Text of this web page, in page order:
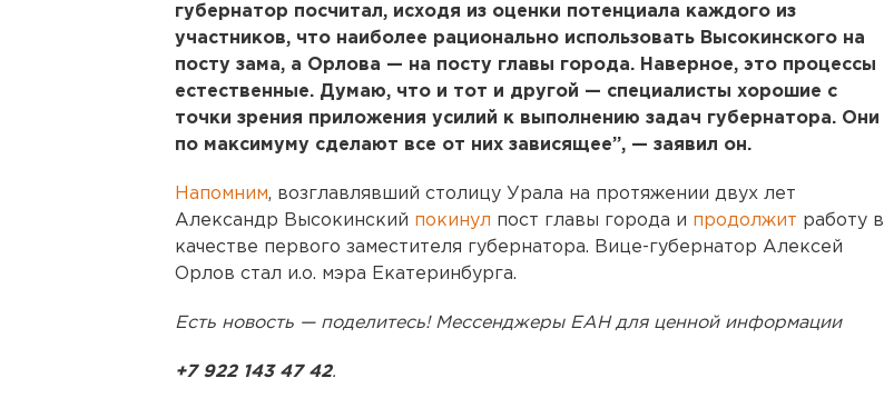
губернатор посчитал, исходя из оценки потенциала каждого из
участников, что наиболее рационально использовать Высокинского на
посту зама, а Орлова — на посту главы города. Наверное, это процессы
естественные. Думаю, что и тот и другой — специалисты хорошие с
точки зрения приложения усилий к выполнению задач губернатора. Они
по максимуму сделают все от них зависящее”, — заявил он.
Напомним, возглавлявший столицу Урала на протяжении двух лет
Александр Высокинский покинул пост главы города и продолжит работу в
качестве первого заместителя губернатора. Вице-губернатор Алексей
Орлов стал и.о. мэра Екатеринбурга.
Есть новость — поделитесь! Мессенджеры ЕАН для ценной информации
+7 922 143 47 42.